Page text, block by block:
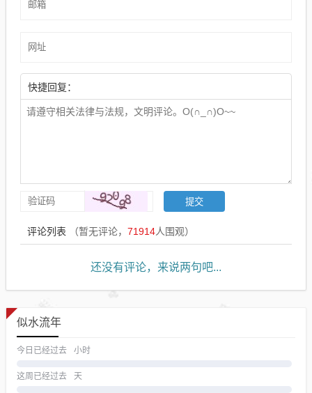
快捷回复：
评论列表 （暂无评论， 71914人围观）
还没有评论，来说两句吧...
似水流年
今日已经过去 小时
这周已经过去 天